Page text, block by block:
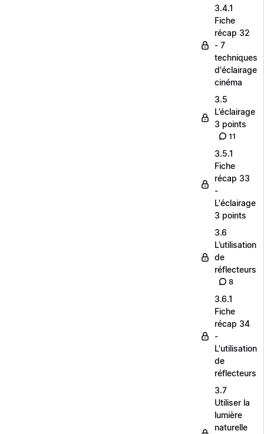
3.4.1
Fiche
récap 32
- 7
techniques
d'éclairage
cinéma
3.5
L’éclairage
3 points
11
3.5.1
Fiche
récap 33
-
L'éclairage
3 points
3.6
L’utilisation
de
réflecteurs
8
3.6.1
Fiche
récap 34
-
L'utilisation
de
réflecteurs
3.7
Utiliser la
lumière
naturelle